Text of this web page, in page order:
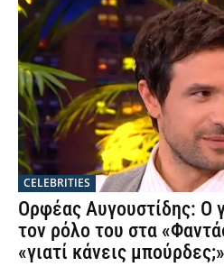
CELEBRITIES
Ορφέας Αυγουστίδης: Ο
τον ρόλο του στα
«γιατί κάνεις μπούρδες;»